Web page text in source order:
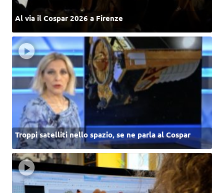
Al via il Cospar 2026 a Firenze
Troppi satelliti nello spazio, se ne parla al Cospar